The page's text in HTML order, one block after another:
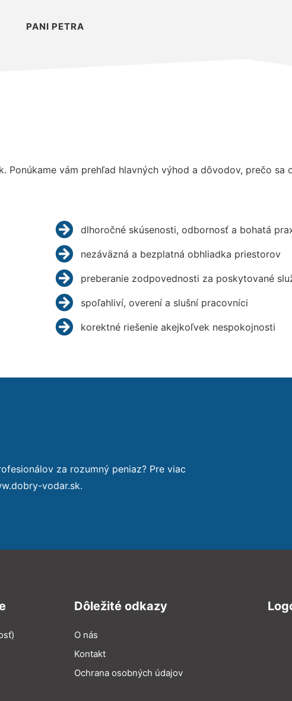
PANI PETRA
Ponúkame vám prehľad hlavných výhod a dôvodov, prečo sa
dlhoročné skúsenosti, odbornosť a bohatá
nezáväzná a bezplatná obhliadka priestorov
preberanie zodpovednosti za poskytované
spoľahliví, overení a slušní pracovníci
korektné riešenie akejkoľvek nespokojnosti
za rozumný peniaz? Pre viac
vodar.sk.
Dôležité odkazy
O nás
Kontakt
Ochrana osobných údajov